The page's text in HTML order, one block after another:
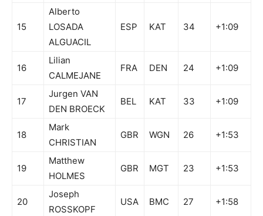
15
Alberto
LOSADA
ALGUACIL
ESP KAT 34 +1:09
16
Lilian
CALMEJANE
FRA DEN 24 +1:09
17
Jurgen VAN
DEN BROECK
BEL KAT 33 +1:09
18
Mark
CHRISTIAN
GBR WGN 26 +1:53
19
Matthew
HOLMES
GBR MGT 23 +1:53
20
Joseph
ROSSKOPF
USA BMC 27 +1:58